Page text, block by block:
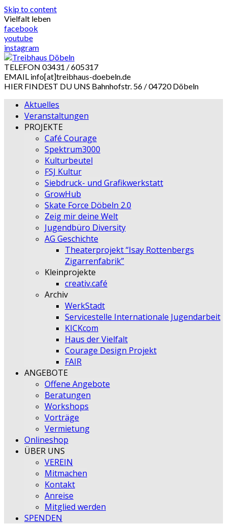
Skip to content
Vielfalt leben
facebook
youtube
instagram
TELEFON 03431 / 605317
EMAIL info[at]treibhaus-doebeln.de
HIER FINDEST DU UNS Bahnhofstr. 56 / 04720 Döbeln
Aktuelles
Veranstaltungen
PROJEKTE
Café Courage
Spektrum3000
Kulturbeutel
FSJ Kultur
Siebdruck- und Grafikwerkstatt
GrowHub
Skate Force Döbeln 2.0
Zeig mir deine Welt
Jugendbüro Diversity
AG Geschichte
Theaterprojekt “Isay Rottenbergs
Zigarrenfabrik”
Kleinprojekte
creativ.café
Archiv
WerkStadt
Servicestelle Internationale Jugendarbeit
KICKcom
Haus der Vielfalt
Courage Design Projekt
FAIR
ANGEBOTE
Offene Angebote
Beratungen
Workshops
Vorträge
Vermietung
Onlineshop
ÜBER UNS
VEREIN
Mitmachen
Kontakt
Anreise
Mitglied werden
SPENDEN